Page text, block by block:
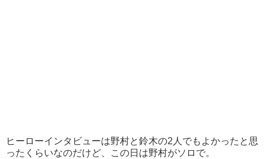
ヒーローインタビューは野村と鈴木の2人でもよかったと思
ったくらいなのだけど、この日は野村がソロで。